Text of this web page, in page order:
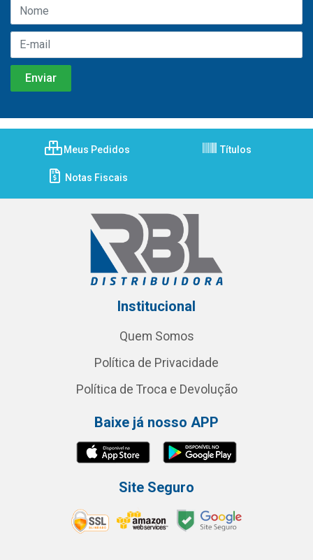
Meus Pedidos Títulos
Notas Fiscais
Institucional
Quem Somos
Política de Privacidade
Política de Troca e Devolução
Baixe já nosso APP
Site Seguro